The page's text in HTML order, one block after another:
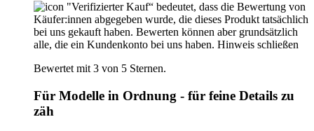
"Verifizierter Kauf“ bedeutet, dass die Bewertung von
Käufer:innen abgegeben wurde, die dieses Produkt tatsächlich
bei uns gekauft haben. Bewerten können aber grundsätzlich
alle, die ein Kundenkonto bei uns haben. Hinweis schließen
Bewertet mit 3 von 5 Sternen.
Für Modelle in Ordnung - für feine Details zu
zäh